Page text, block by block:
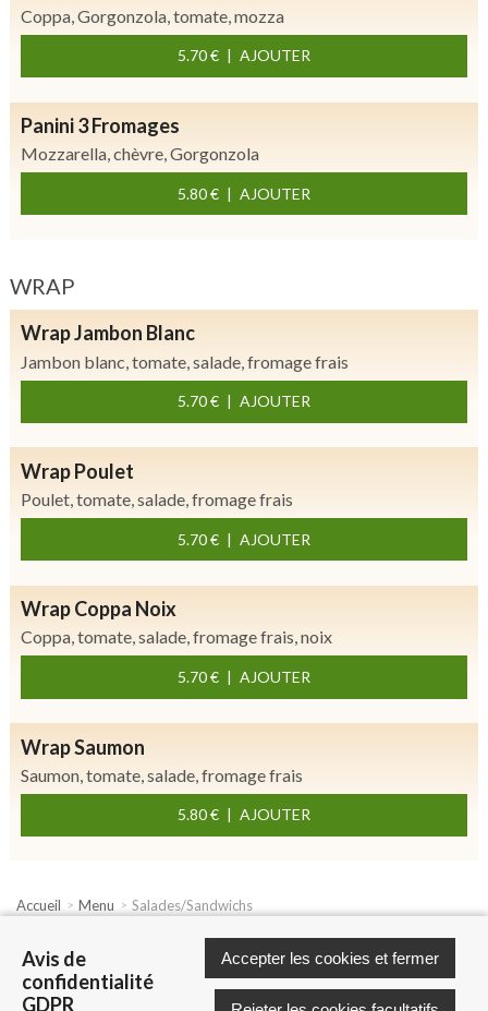
Coppa, Gorgonzola, tomate, mozza
5.70 € AJOUTER
Panini 3 Fromages
Mozzarella, chèvre, Gorgonzola
5.80 € AJOUTER
WRAP
Wrap Jambon Blanc
Jambon blanc, tomate, salade, fromage frais
5.70 € AJOUTER
Wrap Poulet
Poulet, tomate, salade, fromage frais
5.70 € AJOUTER
Wrap Coppa Noix
Coppa, tomate, salade, fromage frais, noix
5.70 € AJOUTER
Wrap Saumon
Saumon, tomate, salade, fromage frais
5.80 € AJOUTER
Accueil Menu Salades/Sandwichs
A propos Conditions générales
Visite virtuelle
Application Mobile
Gérer les préférences de cookies
Accepter les cookies et fermer
Avis de
confidentialité
GDPR